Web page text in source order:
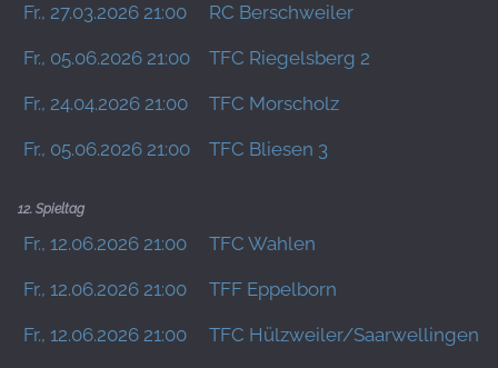
Fr., 27.03.2026 21:00 RC Berschweiler
Fr., 05.06.2026 21:00 TFC Riegelsberg 2
Fr., 24.04.2026 21:00 TFC Morscholz
Fr., 05.06.2026 21:00 TFC Bliesen 3
12. Spieltag
Fr., 12.06.2026 21:00 TFC Wahlen
Fr., 12.06.2026 21:00 TFF Eppelborn
Fr., 12.06.2026 21:00 TFC Hülzweiler/Saarwellingen 3